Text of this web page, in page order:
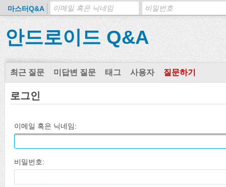
마스터Q&A
안드로이드 Q&A
최근 질문 미답변 질문 태그 사용자 질문하기
로그인
이메일 혹은 닉네임:
비밀번호: